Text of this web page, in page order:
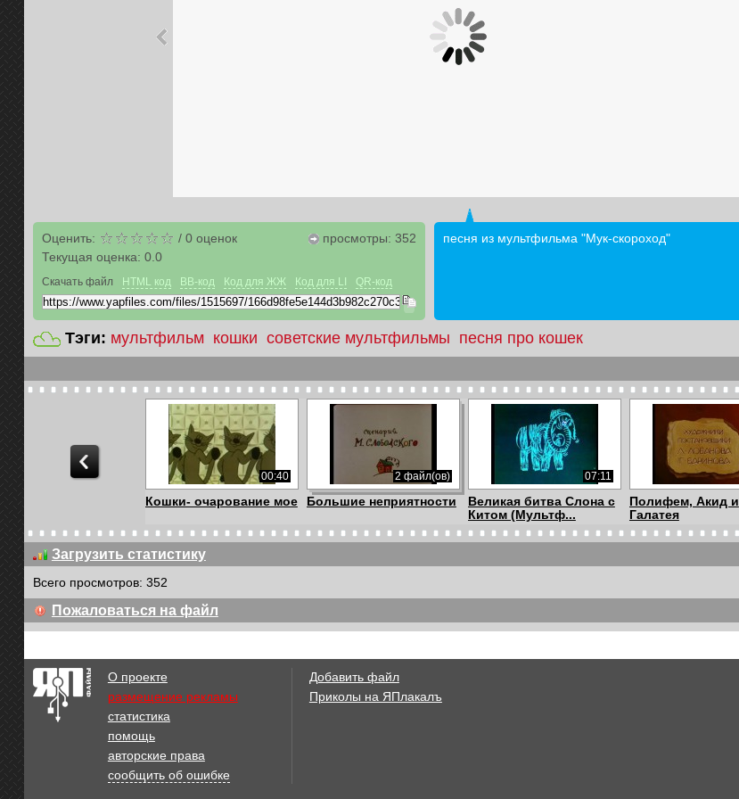
Оценить: / 0оценок
Текущая оценка: 0.0
просмотры: 352
Скачать файл HTML код BB-код Код для ЖЖ Код для LI QR-код
песня из мультфильма "Мук-скороход"
Тэги: мультфильм кошки советские мультфильмы песня про кошек
00:40
Кошки- очарование мое
2 файл(ов)
Большие неприятности
07:11
Великая битва Слона с
Китом (Мультф...
Полифем, Акид и
Галатея
09:35
Банкет (Мультфильмы
08:41
Советские
09:27
Алим и его ослик Просто так
Сказание о Кудым-оше
Загрузить статистику
Всего просмотров: 352
Пожаловаться на файл
О проекте
размещение рекламы
статистика
помощь
авторские права
сообщить об ошибке
Добавить файл
Приколы на ЯПлакалъ